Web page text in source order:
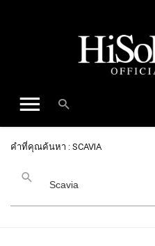
คำที่คุณค้นหา : SCAVIA